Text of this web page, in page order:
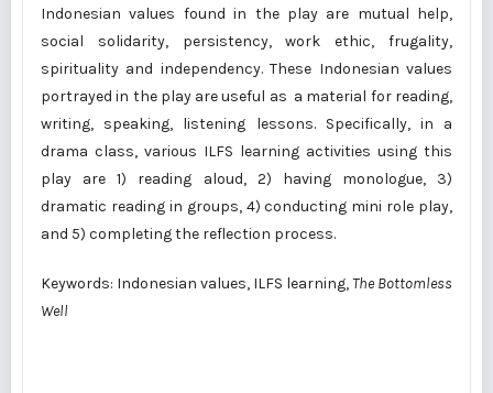
Indonesian values found in the play are mutual help,
social solidarity, persistency, work ethic, frugality,
spirituality and independency. These Indonesian values
portrayed in the play are useful as a material for reading,
writing, speaking, listening lessons. Specifically, in a
drama class, various ILFS learning activities using this
play are 1) reading aloud, 2) having monologue, 3)
dramatic reading in groups, 4) conducting mini role play,
and 5) completing the reflection process.
Keywords: Indonesian values, ILFS learning,The Bottomless
Well